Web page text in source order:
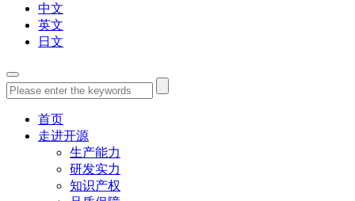
中文
英文
日文
首页
走进开源
生产能力
研发实力
知识产权